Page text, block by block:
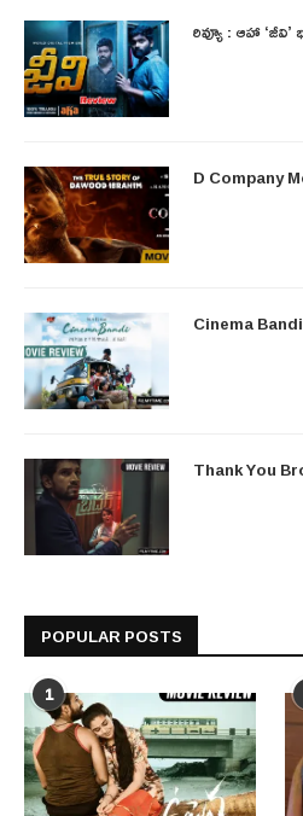
రివ్యూ : ఆహా
D Company
Cinema
Thank You
POPULAR POSTS
1